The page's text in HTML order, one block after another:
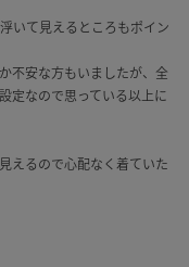
いて見えるところもポイン
不安な方もいましたが、全
定なので思っている以上に
えるので心配なく着ていた